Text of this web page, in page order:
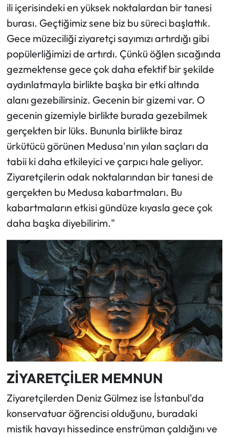
ili içerisindeki en yüksek noktalardan bir tanesi
burası. Geçtiğimiz sene biz bu süreci başlattık.
Gece müzeciliği ziyaretçi sayımızı artırdığı gibi
popülerliğimizi de artırdı. Çünkü öğlen sıcağında
gezmektense gece çok daha efektif bir şekilde
aydınlatmayla birlikte başka bir etki altında
alanı gezebilirsiniz. Gecenin bir gizemi var. O
gecenin gizemiyle birlikte burada gezebilmek
gerçekten bir lüks. Bununla birlikte biraz
ürkütücü görünen Medusa'nın yılan saçları da
tabii ki daha etkileyici ve çarpıcı hale geliyor.
Ziyaretçilerin odak noktalarından bir tanesi de
gerçekten bu Medusa kabartmaları. Bu
kabartmaların etkisi gündüze kıyasla gece çok
daha başka diyebilirim."
ZİYARETÇİLER MEMNUN
Ziyaretçilerden Deniz Gülmez ise İstanbul'da
konservatuar öğrencisi olduğunu, buradaki
mistik havayı hissedince enstrüman çaldığını ve